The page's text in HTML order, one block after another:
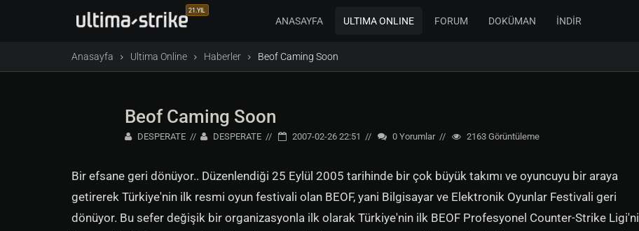
21.YIL
ANASAYFA ULTIMA ONLINE FORUM DOKÜMAN İNDİR
Anasayfa Ultima Online Haberler Beof Caming Soon
Beof Caming Soon
DESPERATE DESPERATE 2007-02-26 22:51 0 Yorumlar 2163 Görüntüleme
Bir efsane geri dönüyor.. Düzenlendiği 25 Eylül 2005 tarihinde bir çok büyük takımı ve oyuncuyu bir araya
getirerek Türkiye'nin ilk resmi oyun festivali olan BEOF, yani Bilgisayar ve Elektronik Oyunlar Festivali geri
dönüyor. Bu sefer değişik bir organizasyonla ilk olarak Türkiye'nin ilk BEOF Profesyonel Counter-Strike Ligi'ni